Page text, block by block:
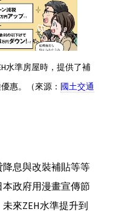
水準房屋時，提供了補
惠。（來源： 國土交通
息與改裝補貼等等
本政府用漫畫宣傳節
來ZEH水準提升到